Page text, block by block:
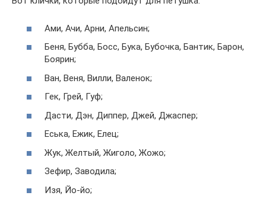
Ами, Ачи, Арни, Апельсин;
Беня, Бубба, Босс, Бука, Бубочка, Бантик, Барон,
Боярин;
Ван, Веня, Вилли, Валенок;
Гек, Грей, Гуф;
Дасти, Дэн, Диппер, Джей, Джаспер;
Еська, Ежик, Елец;
Жук, Желтый, Жиголо, Жожо;
Зефир, Заводила;
Изя, Йо-йо;